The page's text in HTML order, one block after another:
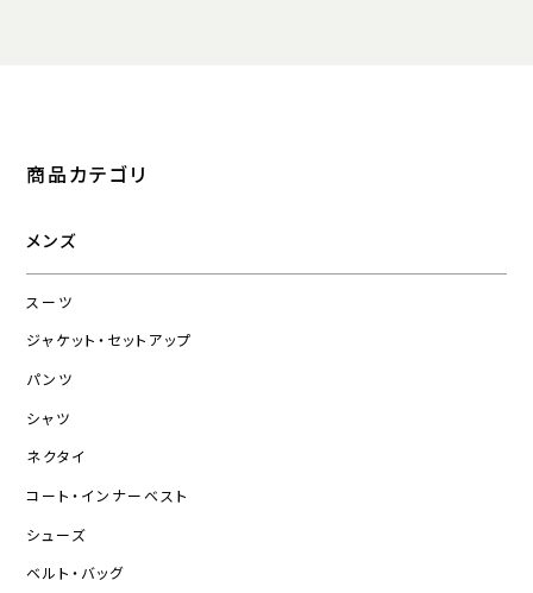
商品カテゴリ
メンズ
スーツ
ジャケット・セットアップ
パンツ
シャツ
ネクタイ
コート・インナーベスト
シューズ
ベルト・バッグ